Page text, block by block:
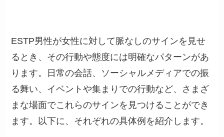
ESTP男性が女性に対して脈なしのサインを見せ
るとき、その行動や態度には明確なパターンがあ
ります。日常の会話、ソーシャルメディアでの振
る舞い、イベントや集まりでの行動など、さまざ
まな場面でこれらのサインを見つけることができ
ます。以下に、それぞれの具体例を紹介します。